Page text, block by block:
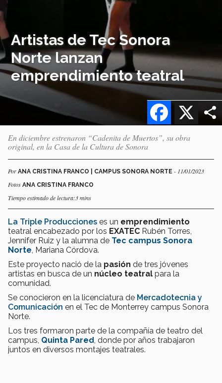
Artistas de Tec Sonora
Norte lanzan
emprendimiento teatral
X
Facebook
En diciembre estrenaron “Cadenita de Muertos”, su obra
original, en la Casa de la Cultura de Sonora
Por ANA CRISTINA FRANCO | CAMPUS SONORA NORTE - 11/01/2023
Fotos ANA CRISTINA FRANCO
Tiempo estimado de lectura:3 mins
La Triple Producciones es un emprendimiento
teatral encabezado por los EXATEC Rubén Torres,
Jennifer Ruiz y la alumna de Tec campus Sonora
Norte , Mariana Córdova.
Este proyecto nació de la pasión de tres jóvenes
artistas en busca de un núcleo teatral para la
comunidad.
Se conocieron en la licenciatura de Mercadotecnia y
Comunicación en el Tec de Monterrey campus Sonora
Norte.
Los tres formaron parte de la compañía de teatro del
campus, Quinta Pared , donde por años trabajaron
juntos en diversos montajes teatrales.